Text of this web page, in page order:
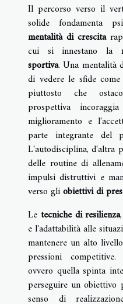
Il percorso verso il
solide fondamenta
mentalità di crescita
cui si innestano la
sportiva. Una mentalità
di vedere le sfide
piuttosto che
prospettiva
miglioramento e
parte integrante del
L'autodisciplina, d'altra
delle routine di
impulsi distruttivi e
verso gliobiettivi di
Le tecniche di resilienza
e l'adattabilità alle
mantenere un alto
pressioni
ovvero quella spinta
perseguire un
senso di